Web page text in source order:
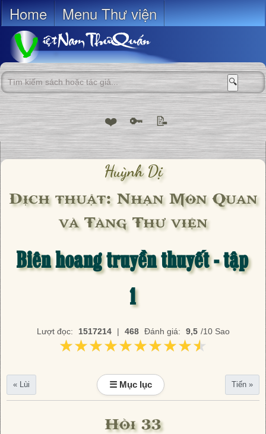
Home Menu Thư viện
🔍
❤️ 🔑 📝
Huỳnh Dị
Dịch thuật: Nhạn Môn Quan
và Tàng Thư viện
Biên hoang truyền thuyết - tập
1
Lượt đọc: 1517214 | 468 Đánh giá: 9,5 /10 Sao
★★★★★★★★★★
★★★★★★★★★★
« Lùi ☰ Mục lục Tiến »
Hồi 33